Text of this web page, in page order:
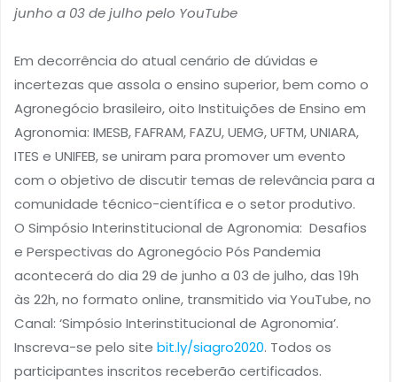
junho a 03 de julho pelo YouTube
Em decorrência do atual cenário de dúvidas e
incertezas que assola o ensino superior, bem como o
Agronegócio brasileiro, oito Instituições de Ensino em
Agronomia: IMESB, FAFRAM, FAZU, UEMG, UFTM, UNIARA,
ITES e UNIFEB, se uniram para promover um evento
com o objetivo de discutir temas de relevância para a
comunidade técnico-científica e o setor produtivo.
O Simpósio Interinstitucional de Agronomia: Desafios
e Perspectivas do Agronegócio Pós Pandemia
acontecerá do dia 29 de junho a 03 de julho, das 19h
às 22h, no formato online, transmitido via YouTube, no
Canal: ‘Simpósio Interinstitucional de Agronomia’.
Inscreva-se pelo site bit.ly/siagro2020. Todos os
participantes inscritos receberão certificados.